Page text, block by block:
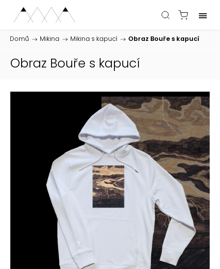
Domů / Mikina / Mikina s kapucí / Obraz Bouře s kapucí
Obraz Bouře s kapucí